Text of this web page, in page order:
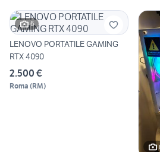
6
LENOVO PORTATILE GAMING
RTX 4090
2.500 €
Roma (RM)